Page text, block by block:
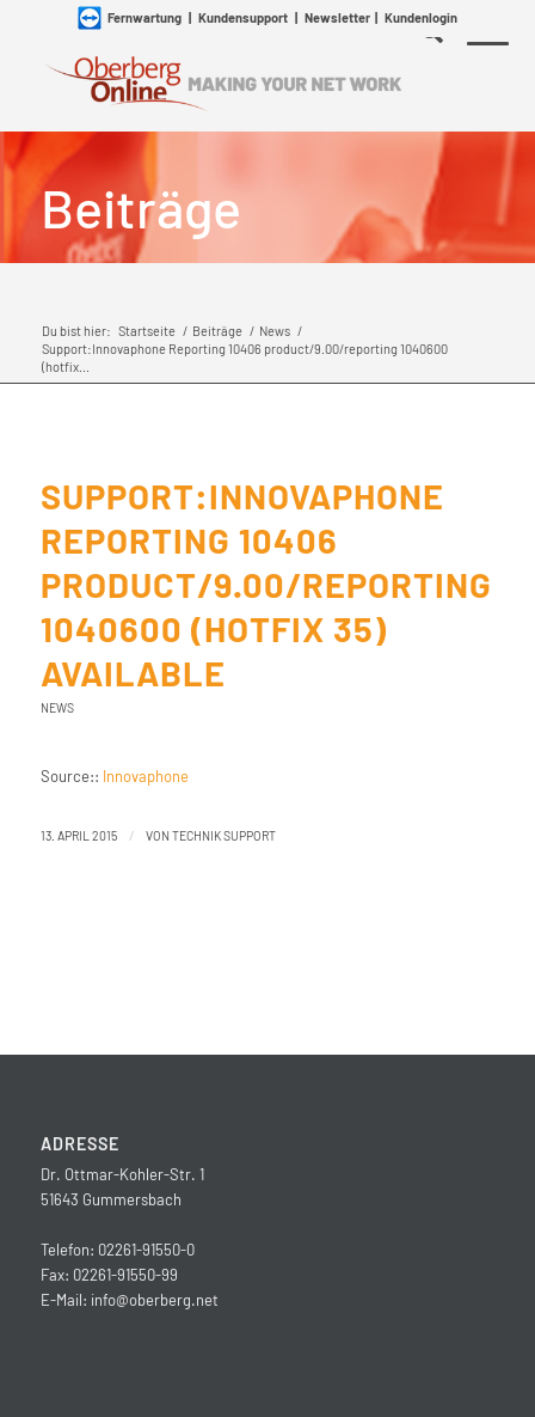
Fernwartung| Kundensupport| Newsletter| Kundenlogin
Beiträge
Du bist hier: Startseite / Beiträge / News /
Support:Innovaphone Reporting 10406 product/9.00/reporting 1040600
(hotfix...
SUPPORT:INNOVAPHONE
REPORTING 10406
PRODUCT/9.00/REPORTING
1040600 (HOTFIX 35)
AVAILABLE
NEWS
Source:: Innovaphone
13. APRIL 2015 / VON TECHNIK SUPPORT
ADRESSE
Dr. Ottmar-Kohler-Str. 1
51643 Gummersbach
Telefon: 02261-91550-0
Fax: 02261-91550-99
E-Mail: info@oberberg.net